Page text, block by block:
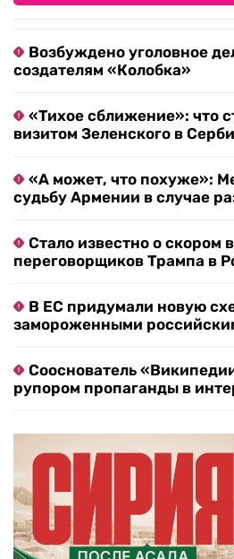
Возбуждено уголовное
создателям «Колобка»
«Тихое сближение»: что
визитом Зеленского в
«А может, что похуже»:
судьбу Армении в случае
Стало известно о скором
переговорщиков Трампа в
В ЕС придумали новую
замороженными
Сооснователь
рупором пропаганды в